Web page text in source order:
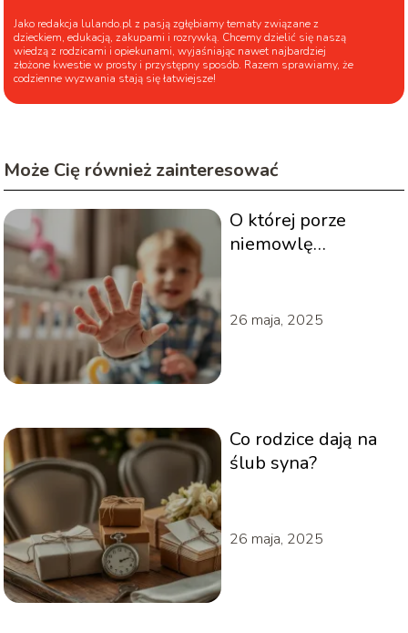
Jako redakcja lulando.pl z pasją zgłębiamy tematy związane z
dzieckiem, edukacją, zakupami i rozrywką. Chcemy dzielić się naszą
wiedzą z rodzicami i opiekunami, wyjaśniając nawet najbardziej
złożone kwestie w prosty i przystępny sposób. Razem sprawiamy, że
codzienne wyzwania stają się łatwiejsze!
Może Cię również zainteresować
O której porze
niemowlę
26 maja, 2025
Co rodzice dają na
ślub syna?
26 maja, 2025